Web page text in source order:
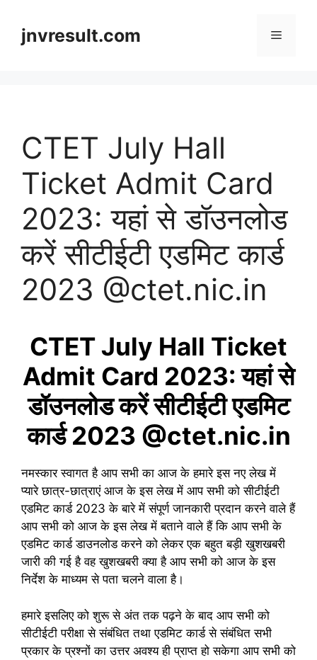
contentjnvresult.com Menu
CTET July Hall
Ticket Admit Card
2023: यहां से डॉउनलोड
करें सीटीईटी एडमिट कार्ड
2023 @ctet.nic.in
CTET July Hall Ticket
Admit Card 2023: यहां से
डॉउनलोड करें सीटीईटी एडमिट
कार्ड 2023 @ctet.nic.in
नमस्कार स्वागत है आप सभी का आज के हमारे इस नए लेख में
प्यारे छात्र-छात्राएं आज के इस लेख में आप सभी को सीटीईटी
एडमिट कार्ड 2023 के बारे में संपूर्ण जानकारी प्रदान करने वाले हैं
आप सभी को आज के इस लेख में बताने वाले हैं कि आप सभी के
एडमिट कार्ड डाउनलोड करने को लेकर एक बहुत बड़ी खुशखबरी
जारी की गई है वह खुशखबरी क्या है आप सभी को आज के इस
निर्देश के माध्यम से पता चलने वाला है।
हमारे इसलिए को शुरू से अंत तक पढ़ने के बाद आप सभी को
सीटीईटी परीक्षा से संबंधित तथा एडमिट कार्ड से संबंधित सभी
प्रकार के प्रश्नों का उत्तर अवश्य ही प्राप्त हो सकेगा आप सभी को